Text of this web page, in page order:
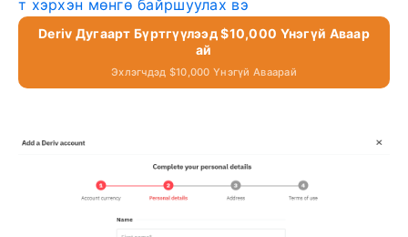
т хэрхэн мөнгө байршуулах вэ
Deriv Дугаарт Бүртгүүлээд $10,000 Үнэгүй Аваар
Ай
Эхлэгчдэд $10,000 Үнэгүй Аваарай